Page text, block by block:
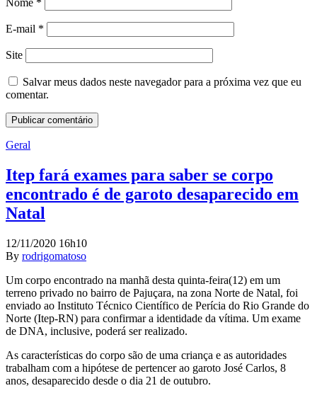
Nome *
E-mail *
Site
Salvar meus dados neste navegador para a próxima vez que eu
comentar.
Geral
Itep fará exames para saber se corpo
encontrado é de garoto desaparecido em
Natal
12/11/2020 16h10
By rodrigomatoso
Um corpo encontrado na manhã desta quinta-feira(12) em um
terreno privado no bairro de Pajuçara, na zona Norte de Natal, foi
enviado ao Instituto Técnico Científico de Perícia do Rio Grande do
Norte (Itep-RN) para confirmar a identidade da vítima. Um exame
de DNA, inclusive, poderá ser realizado.
As características do corpo são de uma criança e as autoridades
trabalham com a hipótese de pertencer ao garoto José Carlos, 8
anos, desaparecido desde o dia 21 de outubro.